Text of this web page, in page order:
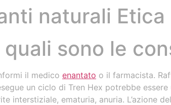
naturali Etica
sono le
il medico enantato o il farmacista.
un ciclo di Tren Hex potrebbe
interstiziale, ematuria, anuria. L’azione